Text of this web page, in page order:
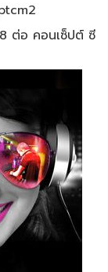
ต่อ คอนเซ็ปต์ ซี